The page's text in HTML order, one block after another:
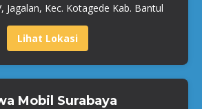
Jagalan, Kec. Kotagede Kab. Bantul
Lihat Lokasi
Mobil Surabaya